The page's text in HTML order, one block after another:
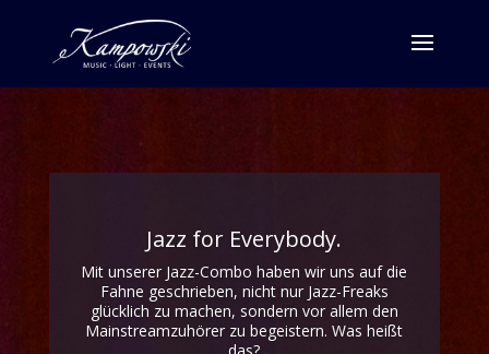
Jazz for Everybody.
Mit unserer Jazz-Combo haben wir uns auf die
Fahne geschrieben, nicht nur Jazz-Freaks
glücklich zu machen, sondern vor allem den
Mainstreamzuhörer zu begeistern. Was heißt